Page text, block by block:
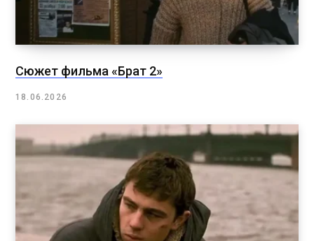
Сюжет фильма «Брат 2»
18.06.2026